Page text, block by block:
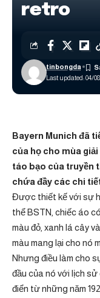
retro
Last updated: 04/
tinbongda
Bayern Munich đã
của họ cho mùa
táo bạo của truyền
chứa đầy các chi
Được thiết kế với sự
thể BSTN, chiếc áo
màu đỏ, xanh lá cây
màu mang lại cho nó
Nhưng điều làm cho
đầu của nó với lịch sử
điển từ những năm